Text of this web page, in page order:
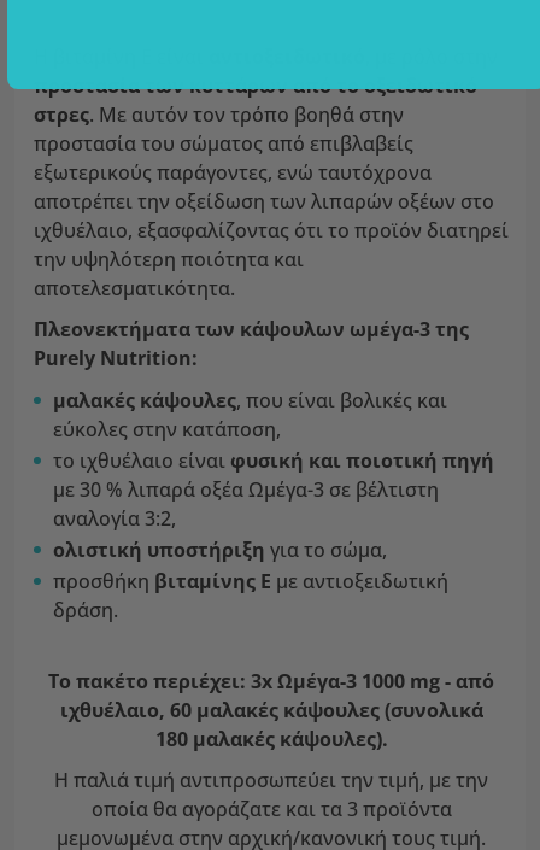
προστασία των κυττάρων από το οξειδωτικό
στρες. Με αυτόν τον τρόπο βοηθά στην
προστασία του σώματος από επιβλαβείς
εξωτερικούς παράγοντες, ενώ ταυτόχρονα
αποτρέπει την οξείδωση των λιπαρών οξέων στο
ιχθυέλαιο, εξασφαλίζοντας ότι το προϊόν διατηρεί
την υψηλότερη ποιότητα και
αποτελεσματικότητα.
Πλεονεκτήματα των κάψουλων ωμέγα-3 της
Purely Nutrition:
μαλακές κάψουλες, που είναι βολικές και
εύκολες στην κατάποση,
το ιχθυέλαιο είναι φυσική και ποιοτική πηγή
με 30 % λιπαρά οξέα Ωμέγα-3 σε βέλτιστη
αναλογία 3:2,
ολιστική υποστήριξη για το σώμα,
προσθήκη βιταμίνης Ε με αντιοξειδωτική
δράση.
Το πακέτο περιέχει: 3x Ωμέγα-3 1000 mg - από
ιχθυέλαιο, 60 μαλακές κάψουλες (συνολικά
180 μαλακές κάψουλες).
Η παλιά τιμή αντιπροσωπεύει την τιμή, με την
οποία θα αγοράζατε και τα 3 προϊόντα
μεμονωμένα στην αρχική/κανονική τους τιμή.